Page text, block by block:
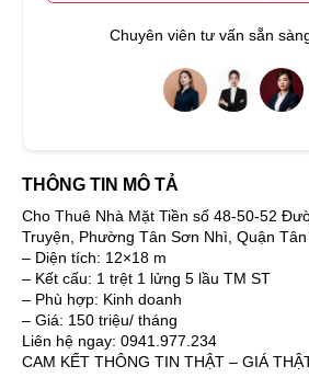
Chuyên viên tư vấn sẵn
THÔNG TIN MÔ TẢ
Cho Thuê Nhà Mặt Tiền số 48-50-52
Truyện, Phường Tân Sơn Nhì, Quận Tân
– Diện tích: 12×18 m
– Kết cấu: 1 trệt 1 lửng 5 lầu TM ST
– Phù hợp: Kinh doanh
– Giá: 150 triệu/ tháng
Liên hệ ngay: 0941.977.234
CAM KẾT THÔNG TIN THẬT – GIÁ